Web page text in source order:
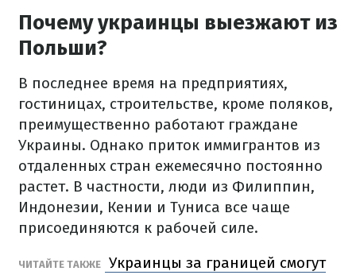
Почему украинцы выезжают из
Польши?
В последнее время на предприятиях,
гостиницах, строительстве, кроме поляков,
преимущественно работают граждане
Украины. Однако приток иммигрантов из
отдаленных стран ежемесячно постоянно
растет. В частности, люди из Филиппин,
Индонезии, Кении и Туниса все чаще
присоединяются к рабочей силе.
ЧИТАЙТЕ ТАКЖЕ
Украинцы за границей смогут